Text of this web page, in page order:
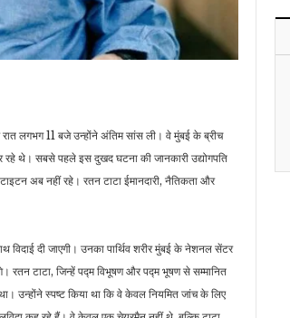
लगभग 11 बजे उन्होंने अंतिम सांस ली। वे मुंबई के ब्रीच
रहे थे। सबसे पहले इस दुखद घटना की जानकारी उद्योगपति
अब नहीं रहे। रतन टाटा ईमानदारी, नैतिकता और
विदाई दी जाएगी। उनका पार्थिव शरीर मुंबई के नेशनल सेंटर
रतन टाटा, जिन्हें पद्म विभूषण और पद्म भूषण से सम्मानित
उन्होंने स्पष्ट किया था कि वे केवल नियमित जांच के लिए